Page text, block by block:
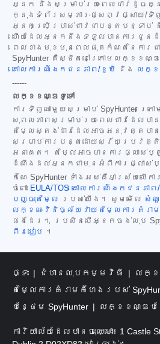
អ្នក និងសម្រាប់រយៈពេលជាវដូចគ្ន
ក្នុងទំព័រសម្ភារៈផ្សព្វផ្សាយ/ទិ
អ្នកប្រើប្រាស់ជាវជាបន្តបន្ទាប់
ហើយដែលអ្នកនឹងទទួលបានការជូន
ពេលខាងមុខមុនពេលផុតកំណត់នៃកា
SpyHunter គឺស្ថិតនៅក្រោមលក្ខខណ្
គោលការណ៍ឯកជនភាព/ខូឃី
និង លក្ខ
------
លក្ខខណ្ឌទូទៅ
ការទិញណាមួយសម្រាប់ SpyHunter ក្រ
សុពលភាពសម្រាប់រយៈពេលជាវដែលប
តម្លៃស្តង់ដារដែលអាចអនុវត្តបាន
សម្រាប់ការបន្តដោយស្វ័យប្រវត្តិ
អនាគត។ តម្លៃអាចមានការផ្លាស់ប្
ដំណឹងដល់អ្នកជាមុនអំពីការផ្លាស់ប្
កំណែ SpyHunter ទាំងអស់គឺអាស្រ័យ
ចំពោះ EULA/TOS គោលការណ៍ឯកជនភាព
បញ្ចុះតម្លៃ
របស់យើង។ សូមមើល សំ
លក្ខណៈវិនិច្ឆ័យវាយតម្លៃការគំរាម
ផងដែរ។ ប្រសិនបើអ្នកចង់លុប
ពីរបៀប ។
ផ្ទះ ជំហានលុបកម្មវិធី
លក្ខ
តម្លៃការគំរាមកំហែងរបស់
បន្ថែម SpyHunter
លក្ខខណ្ឌបន្ថ
ការិយាល័យដែលបានចុះឈ្មោះ៖ 1